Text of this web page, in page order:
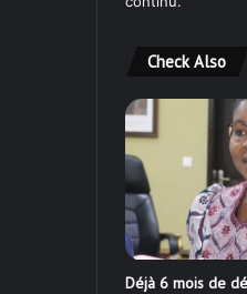
Check Also
Déjà 6 mois de